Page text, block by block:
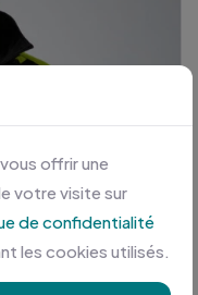
offrir une
votre visite sur
de confidentialité
les cookies utilisés.